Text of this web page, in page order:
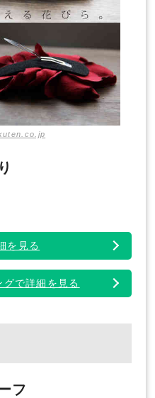
を見る
で詳細を見る
フ